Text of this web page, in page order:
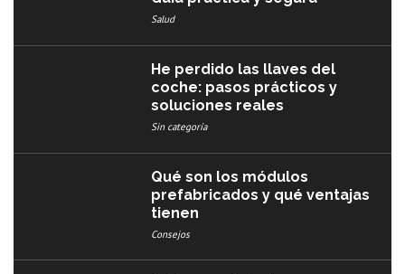
Salud
He perdido las llaves del
coche: pasos prácticos y
soluciones reales
Sin categoría
Qué son los módulos
prefabricados y qué ventajas
tienen
Consejos